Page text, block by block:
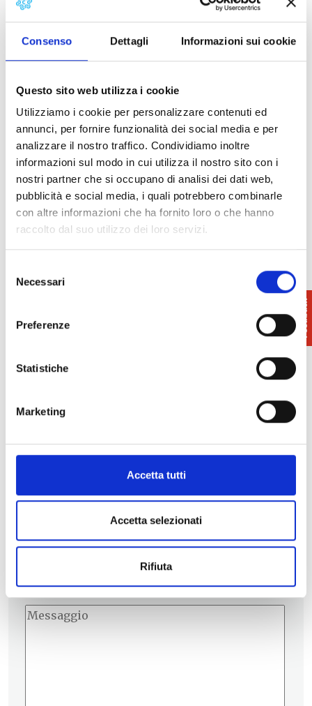
Consenso Dettagli Informazioni sui cookie
Questo sito web utilizza i cookie
Utilizziamo i cookie per personalizzare contenuti ed
annunci, per fornire funzionalità dei social media e per
analizzare il nostro traffico. Condividiamo inoltre
informazioni sul modo in cui utilizza il nostro sito con i
nostri partner che si occupano di analisi dei dati web,
pubblicità e social media, i quali potrebbero combinarle
con altre informazioni che ha fornito loro o che hanno
raccolto dal suo utilizzo dei loro servizi.
delNecessari
Preferenze
Statistiche
Marketing
Accetta tutti
Accetta selezionati
Rifiuta
Fornitori di servizi